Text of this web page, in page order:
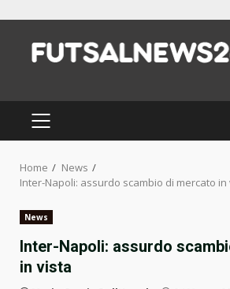
content
PRIMARY
MENU
Home
News
Inter-Napoli: assurdo scambio di mercato in
News
Inter-Napoli: assurdo
in vista